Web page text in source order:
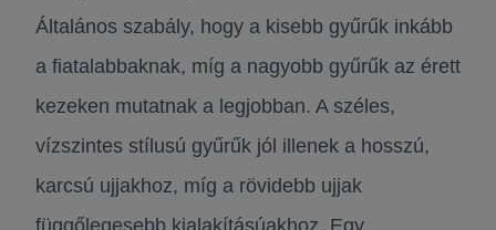
Általános szabály, hogy a kisebb gyűrűk inkább
a fiatalabbaknak, míg a nagyobb gyűrűk az érett
kezeken mutatnak a legjobban. A széles,
vízszintes stílusú gyűrűk jól illenek a hosszú,
karcsú ujjakhoz, míg a rövidebb ujjak